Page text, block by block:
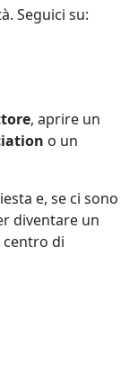
Seguici su:
, aprire un
o un
e, se ci sono
diventare un
centro di